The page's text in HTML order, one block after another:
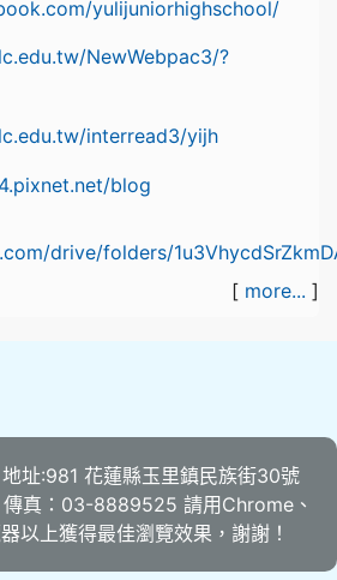
[ more... ]
址:981 花蓮縣玉里鎮民族街30號
真：03-8889525 請用Chrome 、
以上獲得最佳瀏覽效果，謝謝！